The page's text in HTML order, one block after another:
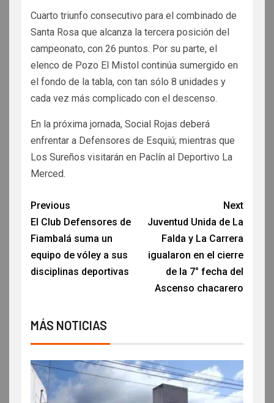
Cuarto triunfo consecutivo para el combinado de
Santa Rosa que alcanza la tercera posición del
campeonato, con 26 puntos. Por su parte, el
elenco de Pozo El Mistol continúa sumergido en
el fondo de la tabla, con tan sólo 8 unidades y
cada vez más complicado con el descenso.
En la próxima jornada, Social Rojas deberá
enfrentar a Defensores de Esquiú; mientras que
Los Sureños visitarán en Paclín al Deportivo La
Merced.
Previous
El Club Defensores de
Fiambalá suma un
equipo de vóley a sus
disciplinas deportivas
Next
Juventud Unida de La
Falda y La Carrera
igualaron en el cierre
de la 7° fecha del
Ascenso chacarero
MÁS NOTICIAS